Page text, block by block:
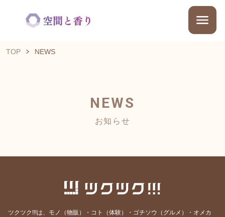
TOP NEWS
NEWS
お知らせ
ツクツク!!!は、モノ（物販）・コト（体験）・ゴチソウ（グルメ）・オメカ